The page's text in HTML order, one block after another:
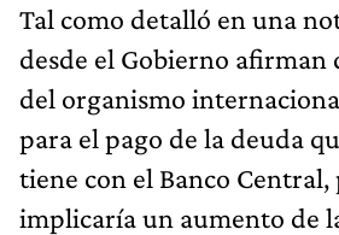
Tal como detalló en una
desde el Gobierno afirman
del organismo
para el pago de la deuda
tiene con el Banco
implicaría un aumento de